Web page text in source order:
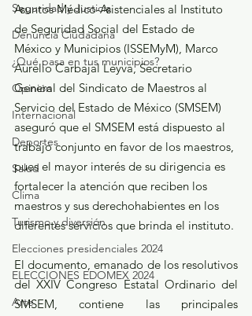
Seguridad y Justicia
Denuncia Ciudadana
¿Qué pasa en tus municipios?
Opinión
Internacional
Deportes
Salud
Clima
Turismo y diversión
Elecciones presidenciales 2024
ELECCIONES EDOMEX 2024
Arte
Asuntos Médico-Asistenciales al Instituto
de Seguridad Social del Estado de
México y Municipios (ISSEMyM), Marco
Aurelio Carbajal Leyva, Secretario
General del Sindicato de Maestros al
Servicio del Estado de México (SMSEM)
aseguró que el SMSEM está dispuesto al
trabajo conjunto en favor de los maestros,
pues el mayor interés de su dirigencia es
fortalecer la atención que reciben los
maestros y sus derechohabientes en los
diferentes servicios que brinda el instituto.
El documento, emanado de los resolutivos
del XXIV Congreso Estatal Ordinario del
SMSEM, contiene las principales